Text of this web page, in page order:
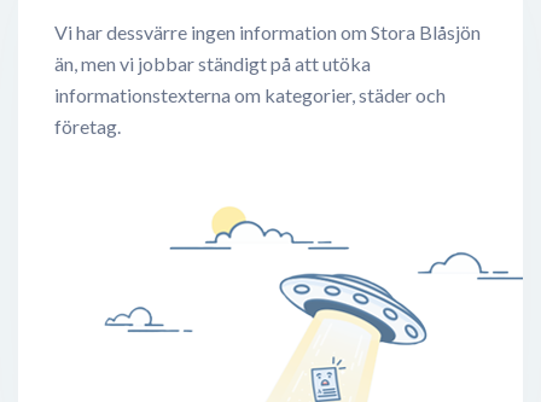
Vi har dessvärre ingen information om Stora Blåsjön
än, men vi jobbar ständigt på att utöka
informationstexterna om kategorier, städer och
företag.